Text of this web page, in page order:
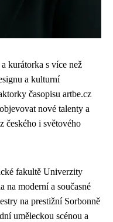
kurátorka s více než
a kulturní
časopisu artbe.cz
nové talenty a
českého i světového
fakultě Univerzity
na moderní a současné
na prestižní Sorbonně
uměleckou scénou a